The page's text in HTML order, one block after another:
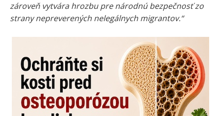
zároveň vytvára hrozbu pre národnú bezpečnosť zo
strany nepreverených nelegálnych migrantov.“